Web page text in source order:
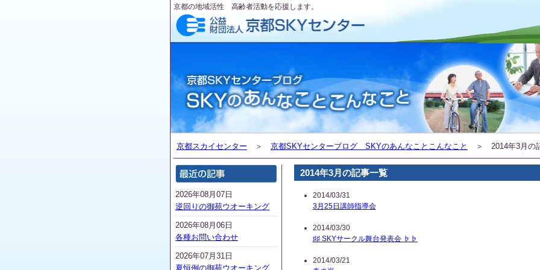
京都の地域活性 高齢者活動を応援します。
京都スカイセンター ＞ 京都SKYセンターブログ SKYのあんなことこんなこと ＞ 2014年3月の
2026年08月07日
逆回りの御苑ウオーキング
2026年08月06日
各種お問い合わせ
2026年07月31日
夏恒例の御苑ウオーキング
2014年3月の記事一覧
2014/03/31
3月25日講師指導会
2014/03/30
♯♯ SKYサークル舞台発表会 ♭♭
2014/03/21